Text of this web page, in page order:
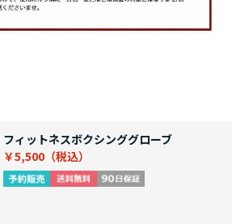
フィットネスボクシンググローブ
￥5,500